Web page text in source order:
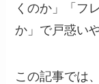
くのか」「フ
か」で戸惑い
この記事では